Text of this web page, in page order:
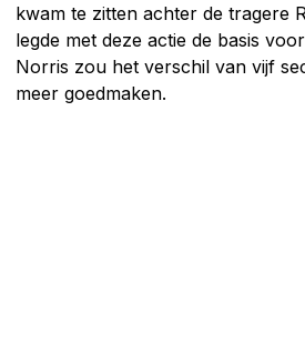
kwam te zitten achter de tragere
legde met deze actie de basis
Norris zou het verschil van vijf
meer goedmaken.